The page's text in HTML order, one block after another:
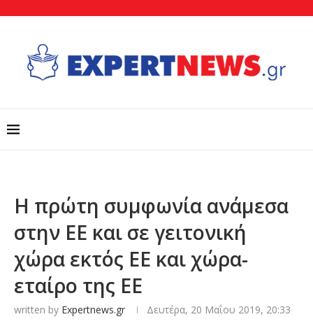
Η πρώτη συμφωνία ανάμεσα
στην ΕΕ και σε γειτονική
χώρα εκτός ΕΕ και χώρα-
εταίρο της ΕΕ
written by Expertnews.gr Δευτέρα, 20 Μαΐου 2019, 20:33